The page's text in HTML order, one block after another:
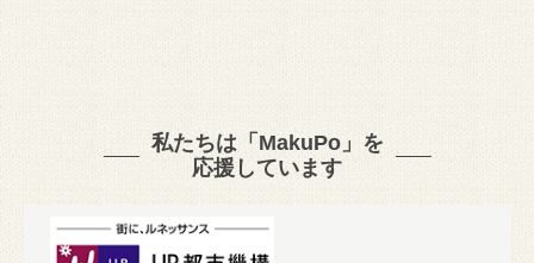
私たちは「MakuPo」を
応援しています